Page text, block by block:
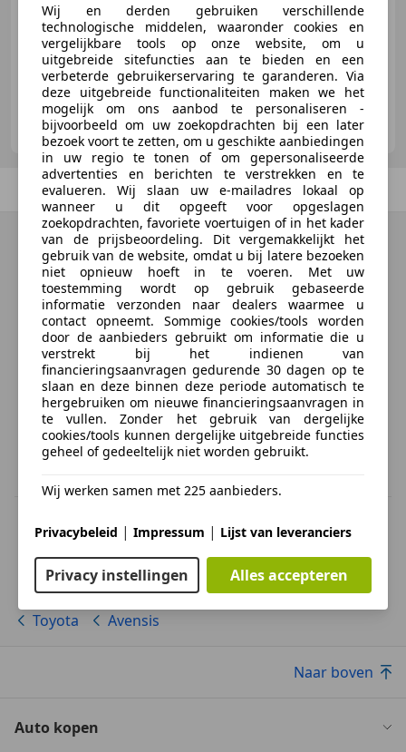
01/2013 186.240 km Benzine 97 kW (132 PK)
Garage Bongers
NL-6003 AG WEERT
Vorige 1/ Volgende
Specificatie van de fabrikant voor nieuwe voertuigen. Afhankelijk van de
laadgedrag, kan de radius van occasies aanzienlijk variëren.
Toyota Avensis
Naar boven
Auto kopen
Wij en derden gebruiken verschillende
technologische middelen, waaronder cookies en
vergelijkbare tools op onze website, om u
uitgebreide sitefuncties aan te bieden en een
verbeterde gebruikerservaring te garanderen. Via
deze uitgebreide functionaliteiten maken we het
mogelijk om ons aanbod te personaliseren -
bijvoorbeeld om uw zoekopdrachten bij een later
bezoek voort te zetten, om u geschikte aanbiedingen
in uw regio te tonen of om gepersonaliseerde
advertenties en berichten te verstrekken en te
evalueren. Wij slaan uw e-mailadres lokaal op
wanneer u dit opgeeft voor opgeslagen
zoekopdrachten, favoriete voertuigen of in het kader
van de prijsbeoordeling. Dit vergemakkelijkt het
gebruik van de website, omdat u bij latere bezoeken
niet opnieuw hoeft in te voeren. Met uw
toestemming wordt op gebruik gebaseerde
informatie verzonden naar dealers waarmee u
contact opneemt. Sommige cookies/tools worden
door de aanbieders gebruikt om informatie die u
verstrekt bij het indienen van
financieringsaanvragen gedurende 30 dagen op te
slaan en deze binnen deze periode automatisch te
hergebruiken om nieuwe financieringsaanvragen in
te vullen. Zonder het gebruik van dergelijke
cookies/tools kunnen dergelijke uitgebreide functies
geheel of gedeeltelijk niet worden gebruikt.
Wij werken samen met 225 aanbieders.
Privacybeleid | Impressum | Lijst van leveranciers
Privacy instellingen Alles accepteren